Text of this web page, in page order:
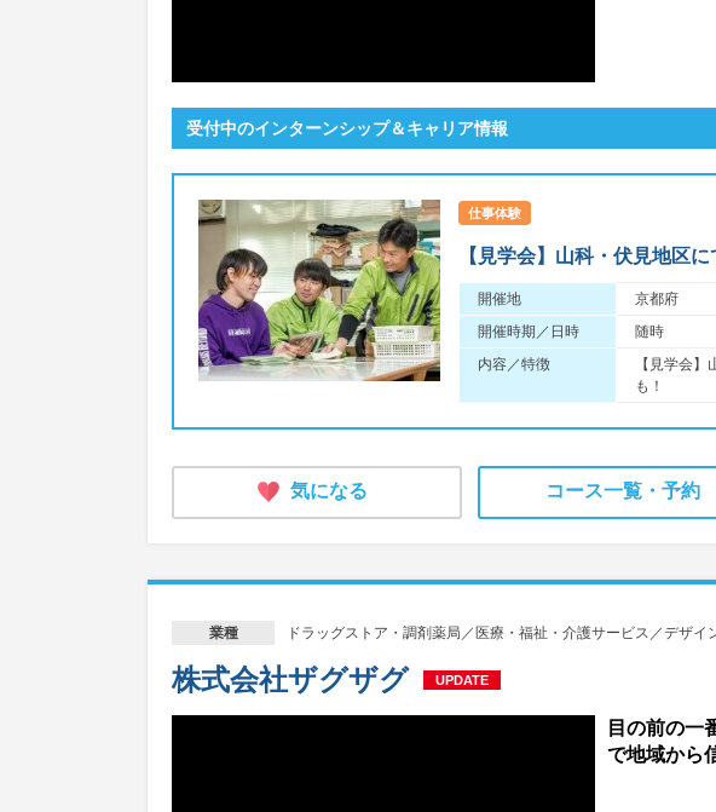
受付中のインターンシップ＆キャリア情報
仕事体験
【見学会】山科・伏見地区
開催地
京都府
開催時期／日時
随時
内容／特徴
【見学会
も！
気になる コース一覧・ 予約
業種 ドラッグストア・調剤薬局／医療・福祉・介護サービス／デザイ
株式会社ザグザグ UPDATE
目の前の一
で地域から